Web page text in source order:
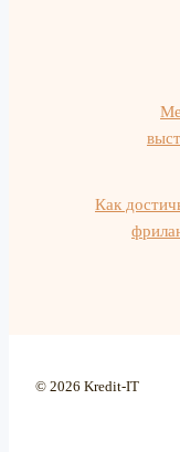
Как
© 2026 Kredit-IT